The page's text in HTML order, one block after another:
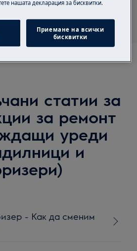
статии за
за ремонт
уреди
и
- Как да сменим
нашата декларация за бисквитки.
Приемане на всички
бисквитки